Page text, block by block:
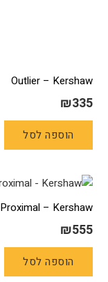
Outlier – Kershaw
₪335
הוספה לסל
Proximal – Kershaw
₪555
הוספה לסל